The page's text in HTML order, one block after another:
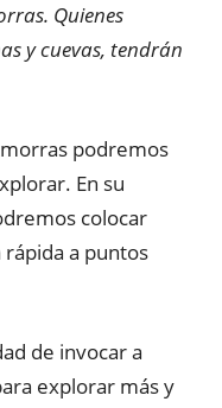
Quienes
y cuevas, tendrán
podremos
En su
colocar
a puntos
de invocar a
explorar más y